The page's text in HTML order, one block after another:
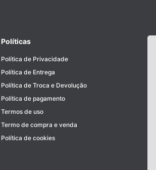
Políticas
Política de Privacidade
Política de Entrega
Política de Troca e Devolução
Política de pagamento
Termos de uso
Termo de compra e venda
Política de cookies